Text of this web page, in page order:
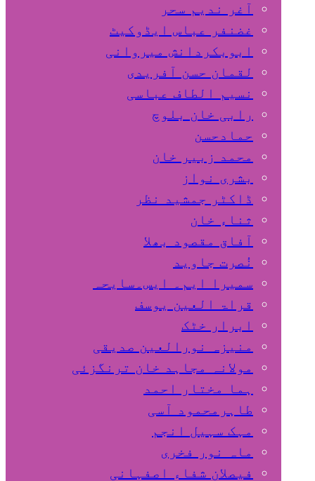
آغر ندیم سحر
غضنفر عباس ایڈوکیٹ
ابوبکردانش میروانی
لقمان حسن آفریدی
نسیم الطاف عباسی
رابی خان بلوچ
حمادحسن
محمد زبیر خان
بشری نواز
ڈاکٹر جمشید نظر
ثناء خان
آفاق مقصود بھلا
نُصرت جاوید
سمیرا ایم۔ ایس۔سایحہ
قراۃ العین یوسف
ابرار خٹک
منیزہ نورالعین صدیقی
مولانہ مجاہد خان ترنگزئی
ہما مختار احمد
طاہرمحمود آسی
مہک سہیل انجم
ماہ نور فخری
فیصلان شفاء اصفہانی